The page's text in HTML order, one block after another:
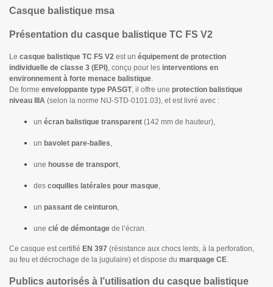
Casque balistique msa
Présentation du casque balistique TC FS V2
Le casque balistique TC FS V2 est un équipement de protection
individuelle de classe 3 (EPI), conçu pour les interventions en
environnement à forte menace balistique.
De forme enveloppante type PASGT, il offre une protection balistique
niveau IIIA (selon la norme NIJ-STD-0101.03), et est livré avec :
un écran balistique transparent (142 mm de hauteur),
un bavolet pare-balles,
une housse de transport,
des coquilles latérales pour masque,
un passant de ceinturon,
une clé de démontage de l’écran.
Ce casque est certifié EN 397 (résistance aux chocs lents, à la perforation,
au feu et décrochage de la jugulaire) et dispose du marquage CE.
Publics autorisés à l’utilisation du casque balistique